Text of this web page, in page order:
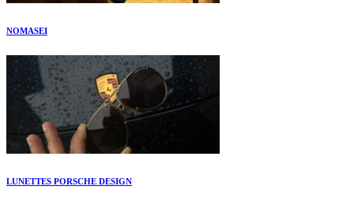
NOMASEI
LUNETTES PORSCHE DESIGN